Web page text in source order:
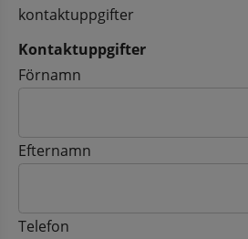
kontaktuppgifter
Kontaktuppgifter
Kontaktuppgifter
Förnamn
Efternamn
Telefon